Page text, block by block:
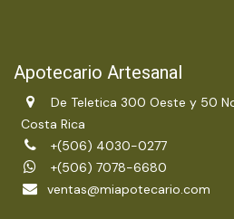
Apotecario Artesanal
De Teletica 300 Oeste y 50
Costa Rica
+(506) 4030-0277
+(506) 7078-6680
ventas@miapotecario.com